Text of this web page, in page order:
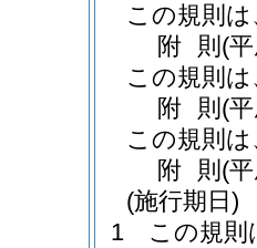
この規則
附 則 (
この規則
附 則 (
この規則
附 則 (
(施行期日)
1
この規則